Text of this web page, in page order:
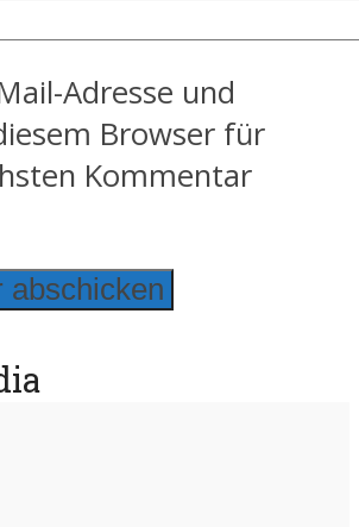
Adresse und
Browser für
Kommentar